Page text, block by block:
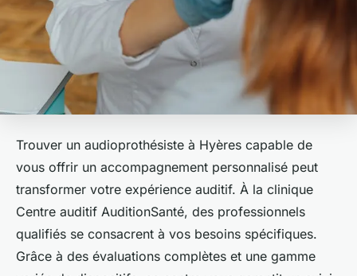
Trouver un audioprothésiste à Hyères capable de
vous offrir un accompagnement personnalisé peut
transformer votre expérience auditif. À la clinique
Centre auditif AuditionSanté, des professionnels
qualifiés se consacrent à vos besoins spécifiques.
Grâce à des évaluations complètes et une gamme